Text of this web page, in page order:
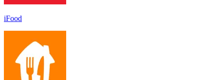
iFood